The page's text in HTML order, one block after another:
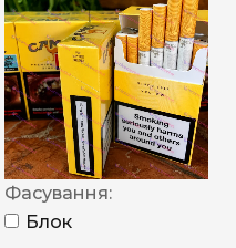
Фасування:
Блок